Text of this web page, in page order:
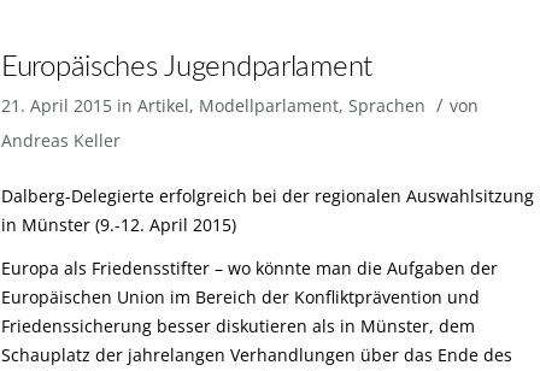
Europäisches Jugendparlament
21. April 2015 in Artikel, Modellparlament, Sprachen / von
Andreas Keller
Dalberg-Delegierte erfolgreich bei der regionalen Auswahlsitzung
in Münster (9.-12. April 2015)
Europa als Friedensstifter – wo könnte man die Aufgaben der
Europäischen Union im Bereich der Konfliktprävention und
Friedenssicherung besser diskutieren als in Münster, dem
Schauplatz der jahrelangen Verhandlungen über das Ende des